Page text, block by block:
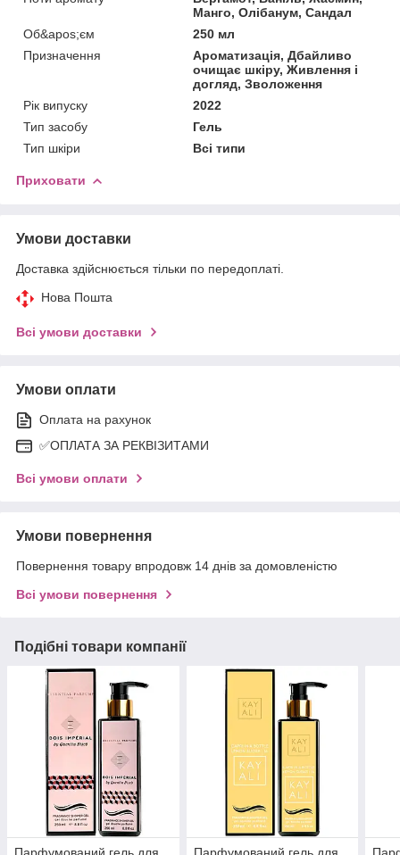
Манго, Олібанум, Сандал
Об&apos;єм
250 мл
Призначення
Ароматизація, Дбайливо
очищає шкіру, Живлення i
догляд, Зволоження
Рік випуску
2022
Тип засобу
Гель
Тип шкіри
Всі типи
Приховати
Умови доставки
Доставка здійснюється тільки по передоплаті.
Нова Пошта
Всі умови доставки
Умови оплати
Оплата на рахунок
✅ОПЛАТА ЗА РЕКВІЗИТАМИ
Всі умови оплати
Умови повернення
Повернення товару впродовж 14 днів за домовленістю
Всі умови повернення
Подібні товари компанії